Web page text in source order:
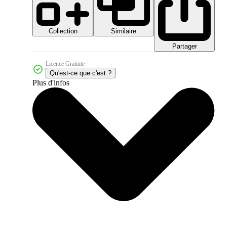
Collection
Similaire
Partager
Licence Gratuite
Qu'est-ce que c'est ?
Plus d'infos